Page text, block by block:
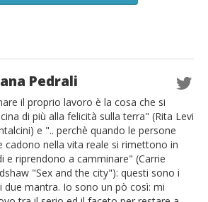
Pedrali
il proprio lavoro è la cosa che si
di più alla felicità sulla terra" (Rita Levi
e ".. perchè quando le persone
cadono nella vita reale si rimettono in
e riprendono a camminare" (Carrie
"Sex and the city"): questi sono i
due mantra. Io sono un pò così: mi